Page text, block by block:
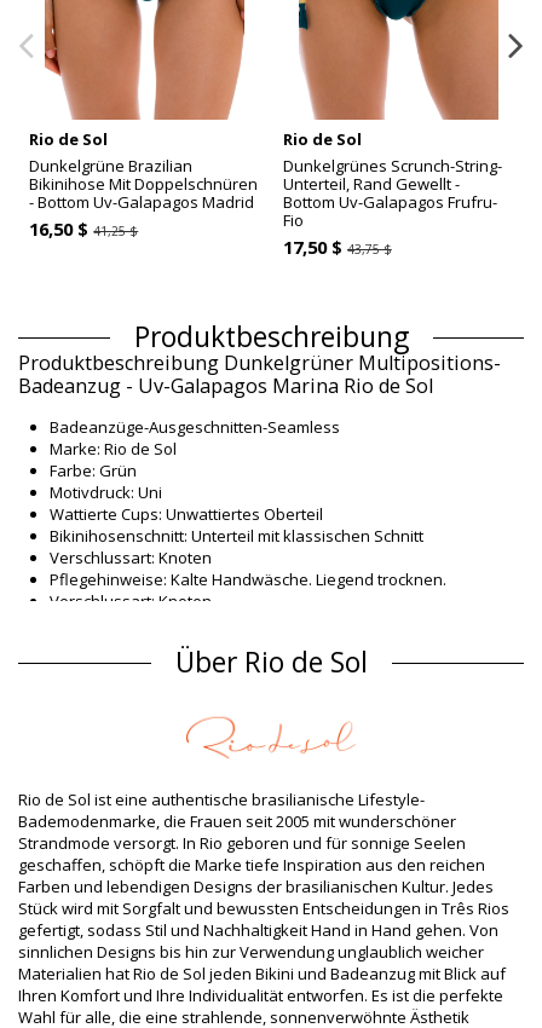
Rio de Sol
Dunkelgrüne Brazilian
Bikinihose Mit Doppelschnüren
- Bottom Uv-Galapagos Madrid
16,50 $41,25 $
Rio de Sol
Dunkelgrünes Scrunch-String-
Unterteil, Rand Gewellt -
Bottom Uv-Galapagos Frufru-
Fio
17,50 $ 43,75 $
Produktbeschreibung
Produktbeschreibung Dunkelgrüner Multipositions-
Badeanzug - Uv-Galapagos Marina Rio de Sol
Badeanzüge-Ausgeschnitten-Seamless
Marke: Rio de Sol
Farbe: Grün
Motivdruck: Uni
Wattierte Cups: Unwattiertes Oberteil
Bikinihosenschnitt: Unterteil mit klassischen Schnitt
Verschlussart: Knoten
Pflegehinweise: Kalte Handwäsche. Liegend trocknen.
Verschlussart: Knoten
Badeanzüge Grün Rio de Sol SPRING
Material Oberstoff: 86% Polyamide, 14% Elastane (LYCRA XTRA
LIFE) Oeko-Tex Standard
Futter: 86% Polyamide, 14% Elastane (LYCRA XTRA LIFE) Oeko-
Tex Standard
UV-Schutz: UPF 50+
Produktinformation
Abteilung: Damen, Badeanzüge
Verpackung beinhaltet: 1 x Badeanzüge (Andere Accessoires
nicht eingeschlossen)
HS CODE: 6112.41.0010
SKU: 1981113219
EAN: XS (7899810189967), S (7899810189974), M (7899810189981),
L (7899810189998), XL (7899810190000)
Über Rio de Sol
Rio de Sol ist eine authentische brasilianische Lifestyle-
Bademodenmarke, die Frauen seit 2005 mit wunderschöner
Strandmode versorgt. In Rio geboren und für sonnige Seelen
geschaffen, schöpft die Marke tiefe Inspiration aus den reichen
Farben und lebendigen Designs der brasilianischen Kultur. Jedes
Stück wird mit Sorgfalt und bewussten Entscheidungen in Três Rios
gefertigt, sodass Stil und Nachhaltigkeit Hand in Hand gehen. Von
sinnlichen Designs bis hin zur Verwendung unglaublich weicher
Materialien hat Rio de Sol jeden Bikini und Badeanzug mit Blick auf
Ihren Komfort und Ihre Individualität entworfen. Es ist die perfekte
Wahl für alle, die eine strahlende, sonnenverwöhnte Ästhetik